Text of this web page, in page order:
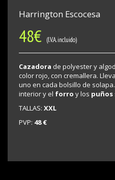
Harrington Escocesa
48€ (I.V.A. incluido)
Cazadora de polyester y
color rojo, con cremallera.
uno en cada bolsillo de
interior y el forro y los puños
TALLAS: XXL
PVP: 48 €